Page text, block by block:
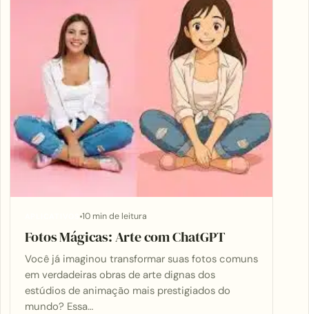
10 min de leitura
Fotos Mágicas: Arte com ChatGPT
Você já imaginou transformar suas fotos comuns
em verdadeiras obras de arte dignas dos
estúdios de animação mais prestigiados do
mundo? Essa…